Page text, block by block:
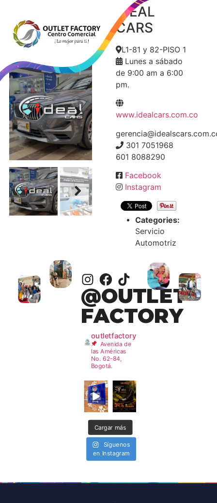
IDEAL
CARS
Next
Next
IDEAL
CARS
L1-81 y 82-PISO 1
Lunes a sábado
de 9:00 am a 6:00
pm.
www.idealcars.com.co
301 7051968
601 8088290
Facebook
Instagram
Categories:
Servicio
Automotriz
@OUTLET
FACTORY
outletfactory
Avenida de
las Américas
No. 62-84,
Bogotá.
Cargar más
Síguenos
en Instagram